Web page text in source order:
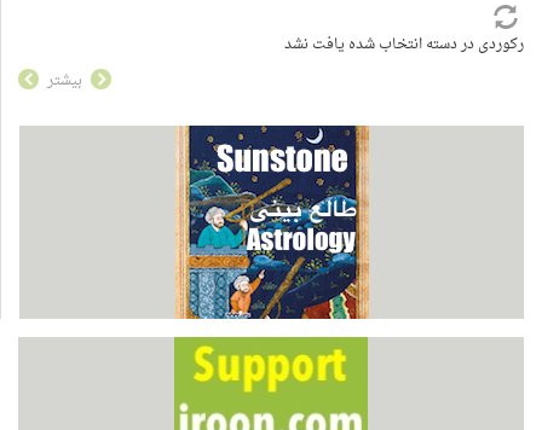
رکوردی در دسته انتخاب شده یافت نشد
بیشتر